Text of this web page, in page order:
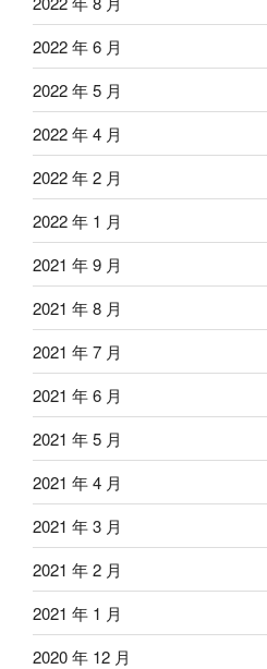
2022 年 6 月
2022 年 5 月
2022 年 4 月
2022 年 2 月
2022 年 1 月
2021 年 9 月
2021 年 8 月
2021 年 7 月
2021 年 6 月
2021 年 5 月
2021 年 4 月
2021 年 3 月
2021 年 2 月
2021 年 1 月
2020 年 12 月